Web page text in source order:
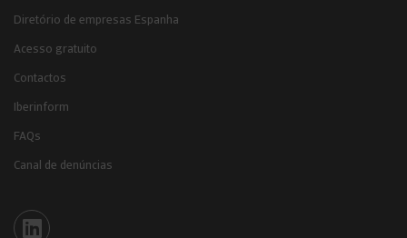
Diretório de empresas Espanha
Acesso gratuito
Contactos
Iberinform
FAQs
Canal de denúncias